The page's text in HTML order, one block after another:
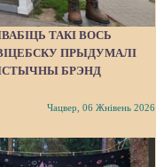
ТАКІ ВОСЬ
ПРЫДУМАЛІ
БРЭНД
Чацвер, 06 Жнівень 2026